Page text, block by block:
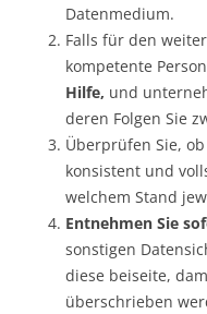
Datenmedium.
Falls für den
kompetente
Hilfe, und
deren Folgen Sie
Überprüfen Sie,
konsistent und
welchem Stand
Entnehmen Sie
sonstigen
diese beiseite,
überschrieben